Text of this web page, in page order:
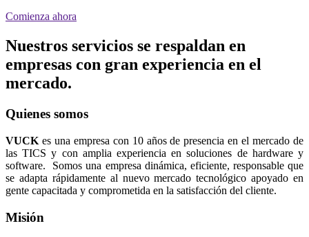
Comienza ahora
Nuestros servicios se respaldan en
empresas con gran experiencia en el
mercado.
Quienes somos
VUCK es una empresa con 10 años de presencia en el mercado de
las TICS y con amplia experiencia en soluciones de hardware y
software. Somos una empresa dinámica, eficiente, responsable que
se adapta rápidamente al nuevo mercado tecnológico apoyado en
gente capacitada y comprometida en la satisfacción del cliente.
Misión